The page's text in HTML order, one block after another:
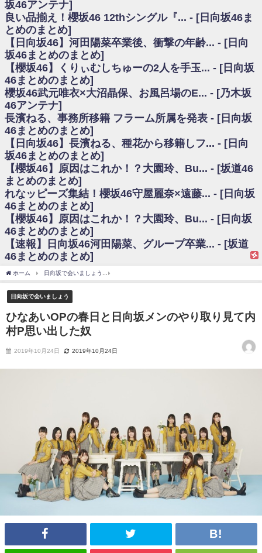
日向坂46まとめのまとめ / 【元日向坂46】情報解禁前で言えない！？丹生
ちゃん、メンバーと会った模様
乃木坂欅坂まとめのまとめ / 【日向坂46】この月、何かあるのか！？『お
願いバッハ！』ミーグリ日程がこちら
欅坂/日向坂46まとめのまとめ / 【櫻坂46】ミーグリで喧嘩！？山下瞳月、
これはマジギレしてる
乃木坂46アンテナ / 【櫻坂46】ハリソン守屋「ゆーづのせいです」【ラヴ
ィット!】
乃木坂あんてな ～乃木坂46・欅坂46・日向坂46のニュース・情報・話題
をピックアップ / 良い品揃え！櫻坂46 12thシングル『Make or Break』オフィ
シャルグッズ絶賛販売受付中
日向坂46まとめのまとめ / 【日向坂46】この月、何かあるのか！？『お願
いバッハ！』ミーグリ日程がこちら
日向坂46まとめのまとめ / 【元日向坂46】この卒業生、めちゃくちゃテレ
ビで見かけるな
欅坂/日向坂46まとめのまとめ / 【櫻坂46】リアルミーグリであの販売も！
『Make or Break』オフィシャルグッズ解禁
乃木坂46アンテナ / 【櫻坂46】ミーグリで喧嘩！？山下瞳月、これはマジ
ギレしてる
乃木坂あんてな ～乃木坂46・欅坂46・日向坂46のニュース・情報・話題
をピックアップ / れなッピーズ集結！櫻坂46守屋麗奈×遠藤理子、8/6「ラヴィ
ット！」水曜スタジオ出演決定
日向坂46まとめのまとめ / 【日向坂46】富田鈴花、次の事務所が決まって
そう！？
日向坂46まとめのまとめ / 【日向坂46】富田鈴花、次の事務所が決まって
そう！？
ハ！』ミーグリ日程がこちら
乃木坂あんてな ～乃木坂46・欅坂46・日向坂46のニュース・情報・話題
をピックアップ / 日向坂46卒業後初共演！佐々木久美さん、師匠オードリー若
林さんと再会した結果･･･【激レアさんを連れてきた。】
欅坂46/日向坂46まとめのまとめ / 『anan』の表紙の櫻坂46さん、多様性
の時代だと話題に
日向坂46まとめのまとめ / 【日向坂46】富田鈴花1st写真集の先行カット、
これも素晴らしい
日向坂46まとめのまとめ / 【日向坂46】五期生着ぐるみ生写真も！ 富田鈴
花考案グッズ＆生写真5種が公開される
日向坂46まとめのまとめ / これから彼氏と行為する直前の賀喜遥香、やば
アイドル – ぷぅアンテナ / 「乃木坂46ののぎおび⊿」北野日奈子が生配
信！【2022.3.22 17:15〜 SHOWROOM】
アイドル – ぷぅアンテナ / 【乃木坂46】井上和の『なぎおはぎ』って こん
ぺいとう×いちごみるく×マヨラー星人 と同じと考えてよろしいですか？
アイドル – ぷぅアンテナ / 【乃木坂46】日村勇紀 gif職人が切り抜いた名シ
ーン.gif
坂46アンテナ]
良い品揃え！櫻坂46 12thシングル『... - [日向坂46ま
とめのまとめ]
【日向坂46】河田陽菜卒業後、衝撃の年齢... - [日向
坂46まとめのまとめ]
【櫻坂46】くりぃむしちゅーの2人を手玉... - [日向坂
46まとめのまとめ]
櫻坂46武元唯衣×大沼晶保、お風呂場のE... - [乃木坂
46アンテナ]
長濱ねる、事務所移籍 フラーム所属を発表 - [日向坂
46まとめのまとめ]
【日向坂46】長濱ねる、種花から移籍しフ... - [日向
坂46まとめのまとめ]
【櫻坂46】原因はこれか！？大園玲、Bu... - [坂道46
まとめのまとめ]
れなッピーズ集結！櫻坂46守屋麗奈×遠藤... - [日向坂
46まとめのまとめ]
【櫻坂46】原因はこれか！？大園玲、Bu... - [日向坂
46まとめのまとめ]
【速報】日向坂46河田陽菜、グループ卒業... - [坂道
46まとめのまとめ]
ホーム 日向坂で会いましょう
日向坂で会いましょう
ひなあいOPの春日と日向坂メンのやり取り見て内
村P思い出した奴
2019年10月24日 2019年10月24日